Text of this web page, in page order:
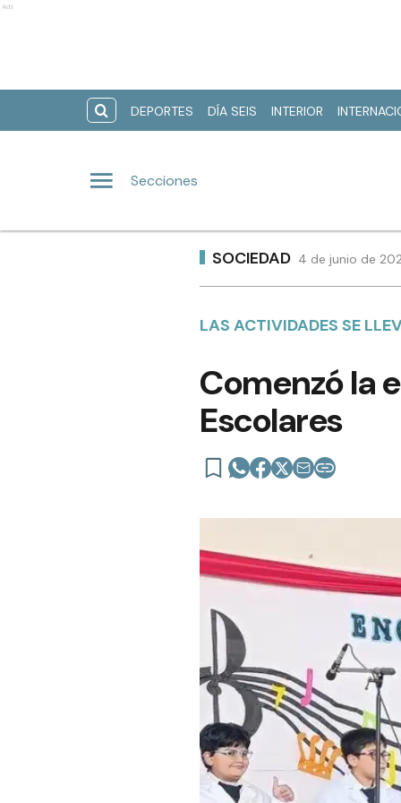
Ads
DEPORTES DÍA SEIS INTERIOR
Secciones
SOCIEDAD 4 de junio de
LAS ACTIVIDADES SE
Comenzó la
Escolares